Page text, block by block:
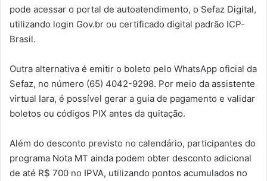
pode acessar o portal de autoatendimento, o Sefaz Digital,
utilizando login Gov.br ou certificado digital padrão ICP-
Brasil.
Outra alternativa é emitir o boleto pelo WhatsApp oficial da
Sefaz, no número (65) 4042-9298. Por meio da assistente
virtual Iara, é possível gerar a guia de pagamento e validar
boletos ou códigos PIX antes da quitação.
Além do desconto previsto no calendário, participantes do
programa Nota MT ainda podem obter desconto adicional
de até R$ 700 no IPVA, utilizando pontos acumulados no